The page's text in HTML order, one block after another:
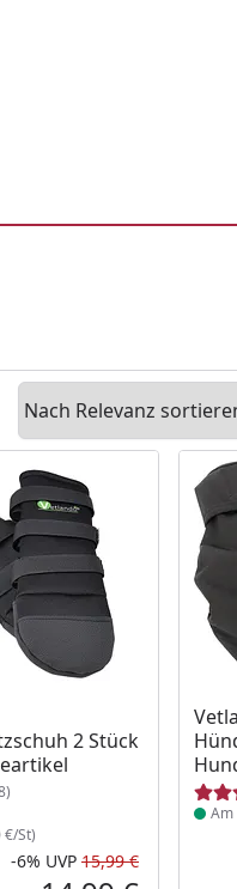
Sortieren
2 Stück
€/St)
Rabatt in
-6% UVP 15,99 €
Am